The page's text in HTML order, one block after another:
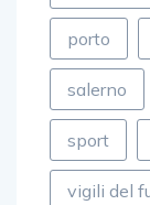
porto
salerno
sport
vigili del